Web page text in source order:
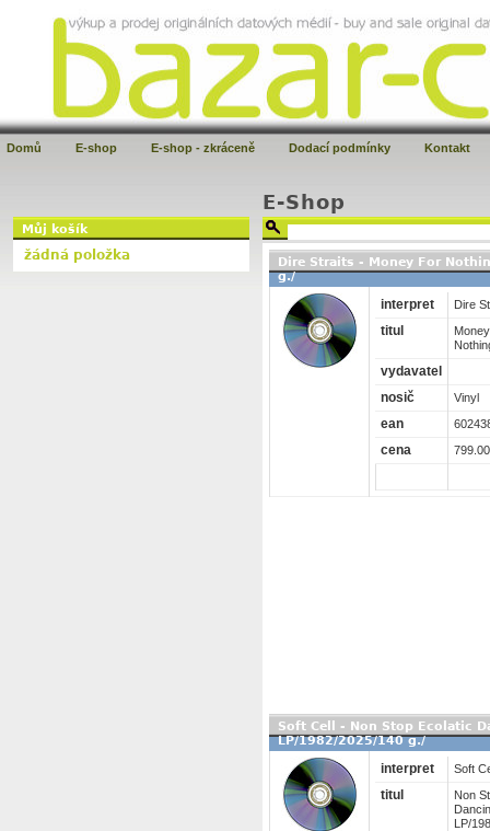
Domů E-shop E-shop - zkráceně Dodací podmínky Kontakt
E-Shop
Dire Straits - Money For
g./
interpret Dire
titul
vydavatel
nosič
Vinyl
ean
cena
Soft Cell - Non Stop Ecolatic
LP/1982/2025/140 g./
interpret Soft
titul
Non
LP/
Můj košík
žádná položka